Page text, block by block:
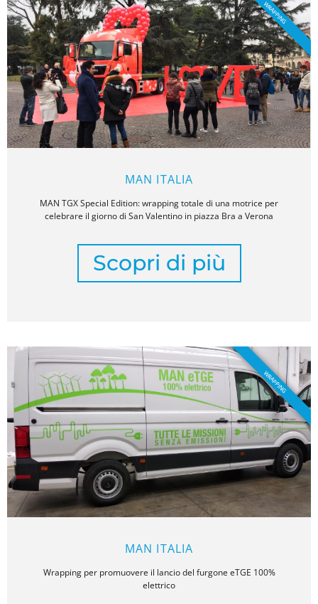
MAN ITALIA
MAN TGX Special Edition: wrapping totale di una motrice per
celebrare il giorno di San Valentino in piazza Bra a Verona
Scopri di più
WRAPPING
MAN ITALIA
Wrapping per promuovere il lancio del furgone eTGE 100%
elettrico
WRAPPING